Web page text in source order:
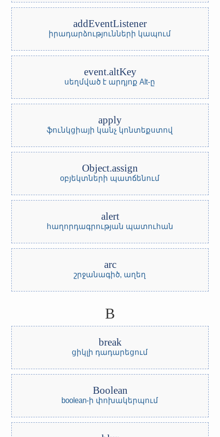
addEventListener
իրադարձությունների կապում
event.altKey
սեղմված է արդյոք Alt-ը
apply
ֆունկցիայի կանչ կոնտեքստով
Object.assign
օբյեկտների պատճենում
alert
հաղորդագրության պատուհան
arc
շրջանագիծ, աղեղ
B
break
ցիկլի դադարեցում
Boolean
boolean-ի փոխակերպում